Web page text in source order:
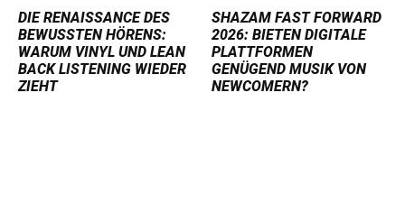
DIE RENAISSANCE DES
BEWUSSTEN HÖRENS:
WARUM VINYL UND LEAN
BACK LISTENING WIEDER
ZIEHT
SHAZAM FAST FORWARD
2026: BIETEN DIGITALE
PLATTFORMEN
GENÜGEND MUSIK VON
NEWCOMERN?